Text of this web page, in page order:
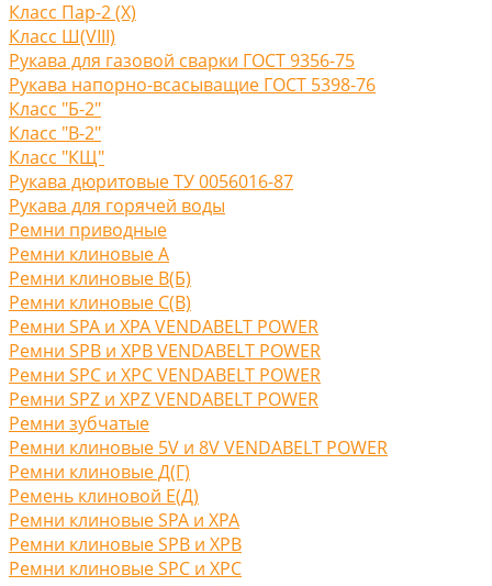
Класс Пар-2 (X)
Класс Ш(VIII)
Рукава для газовой сварки ГОСТ 9356-75
Рукава напорно-всасыващие ГОСТ 5398-76
Класс "Б-2"
Класс "В-2"
Класс "КЩ"
Рукава дюритовые ТУ 0056016-87
Рукава для горячей воды
Ремни приводные
Ремни клиновые A
Ремни клиновые В(Б)
Ремни клиновые С(B)
Ремни SPA и XPA VENDABELT POWER
Ремни SPB и XPB VENDABELT POWER
Ремни SPC и XPC VENDABELT POWER
Ремни SPZ и XPZ VENDABELT POWER
Ремни зубчатые
Ремни клиновые 5V и 8V VENDABELT POWER
Ремни клиновые Д(Г)
Ремень клиновой Е(Д)
Ремни клиновые SPA и XPA
Ремни клиновые SPB и XPB
Ремни клиновые SPC и XPC